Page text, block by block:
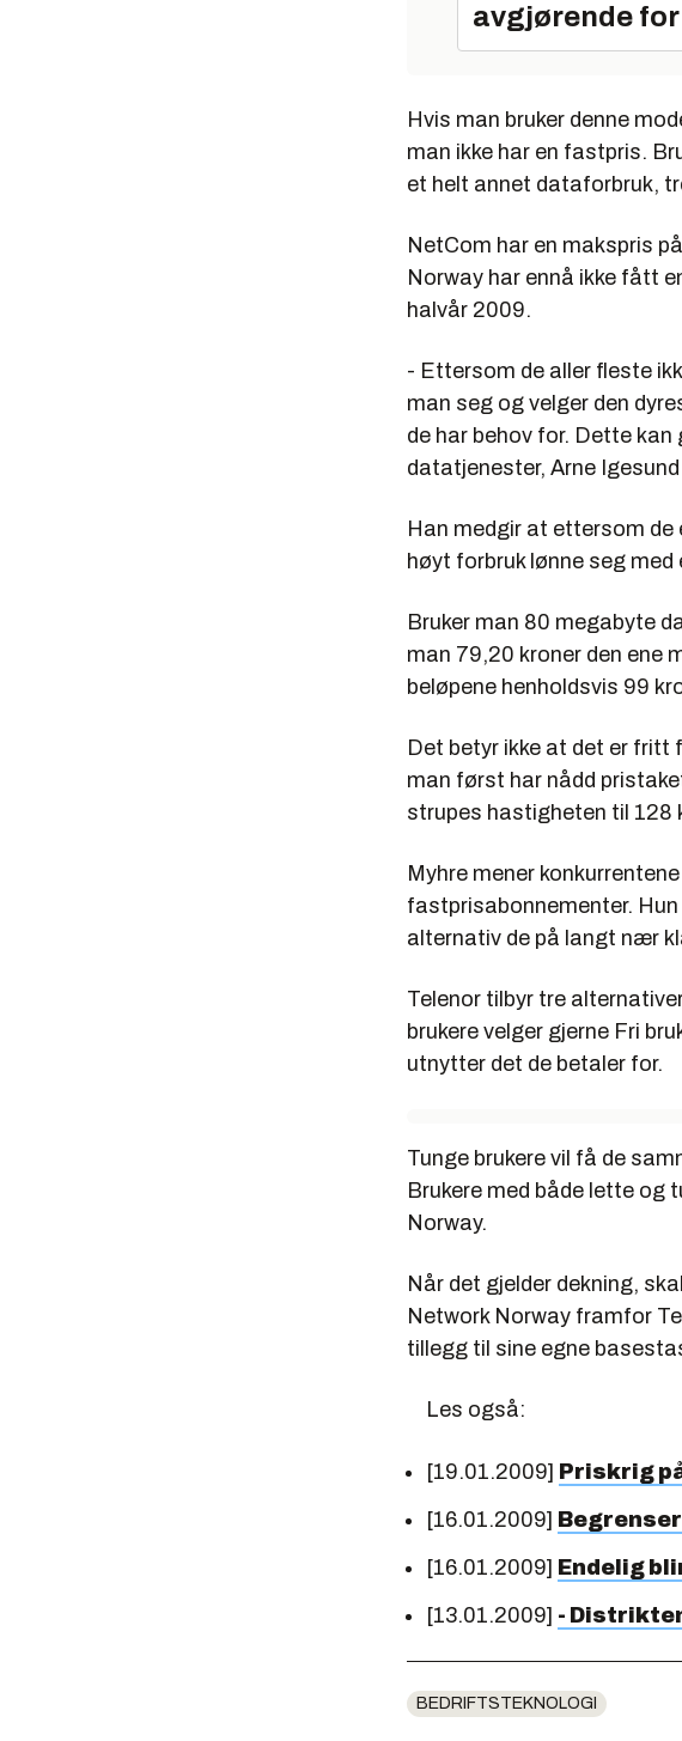
avgjørende
Hvis man bruker denne
man ikke har en fastpris.
et helt annet dataforbruk,
NetCom har en makspris
Norway har ennå ikke fått
halvår 2009.
- Ettersom de aller fleste
man seg og velger den
de har behov for. Dette
datatjenester, Arne
Han medgir at ettersom de
høyt forbruk lønne seg med
Bruker man 80 megabyte
man 79,20 kroner den ene
beløpene henholdsvis 99
Det betyr ikke at det er fritt
man først har nådd
strupes hastigheten til 128
Myhre mener
fastprisabonnementer.
alternativ de på langt nær
Telenor tilbyr tre
brukere velger gjerne Fri
utnytter det de betaler for.
Tunge brukere vil få de
Brukere med både lette og
Norway.
Når det gjelder dekning,
Network Norway framfor
tillegg til sine egne
Les også:
[19.01.2009] Priskrig
[16.01.2009]
[16.01.2009] Endelig
[13.01.2009] -
BEDRIFTSTEKNOLOGI